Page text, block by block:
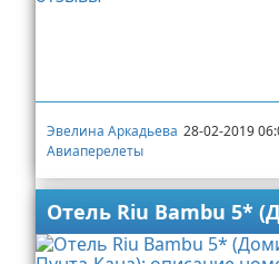
Отдых на природе
Аренда автомобилей
Документы и визы
Эвелина Аркадьева 28-02-2019
Авиаперелеты
Отель Riu Bambu 5*